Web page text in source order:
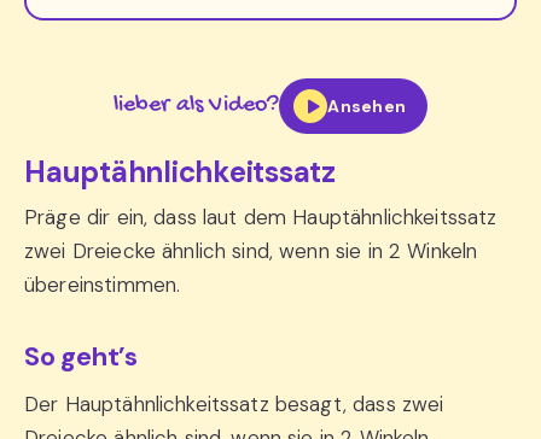
lieber als Video? Ansehen
Hauptähnlichkeitssatz
Präge dir ein, dass laut dem Hauptähnlichkeitssatz
zwei Dreiecke ähnlich sind, wenn sie in 2 Winkeln
übereinstimmen.
So geht’s
Der Hauptähnlichkeitssatz besagt, dass zwei